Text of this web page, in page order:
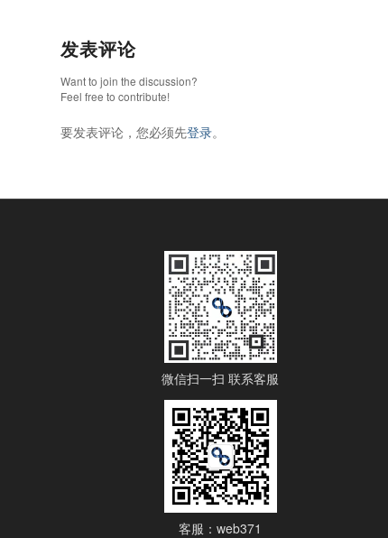
发表评论
Want to join the discussion?
Feel free to contribute!
要发表评论，您必须先登录。
微信扫一扫 联系客服
客服：web371